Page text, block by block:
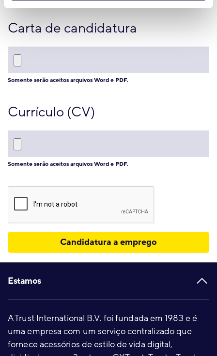
Carta de candidatura
Somente serão aceitos arquivos Word e PDF.
Currículo (CV)
Somente serão aceitos arquivos Word e PDF.
Candidatura a emprego
Footer
Estamos
A Trust International B.V. foi fundada em 1983 e é
uma empresa com um serviço centralizado que
fornece acessórios de estilo de vida digital,